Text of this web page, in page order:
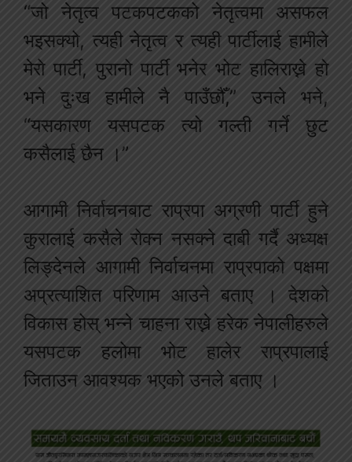
“जो नेतृत्व पटकपटकको नेतृत्वमा असफल
भइसक्यो, त्यही नेतृत्व र त्यही पार्टीलाई हामीले
मेरो पार्टी, पुरानो पार्टी भनेर भोट हालिराख्ने हो
भने दुःख हामीले नै पाउँछौँ,” उनले भने,
“यसकारण यसपटक त्यो गल्ती गर्ने छुट
कसैलाई छैन ।”
आगामी निर्वाचनबाट राप्रपा अग्रणी पार्टी हुने
कुरालाई कसैले रोक्न नसक्ने दाबी गर्दै अध्यक्ष
लिङ्देनले आगामी निर्वाचनमा राप्रपाको पक्षमा
अप्रत्याशित परिणाम आउने बताए । देशको
विकास होस् भन्ने चाहना राख्ने हरेक नेपालीहरुले
यसपटक हलोमा भोट हालेर राप्रपालाई
जिताउन आवश्यक भएको उनले बताए ।